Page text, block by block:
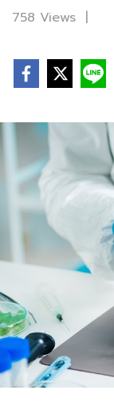
758 Views |